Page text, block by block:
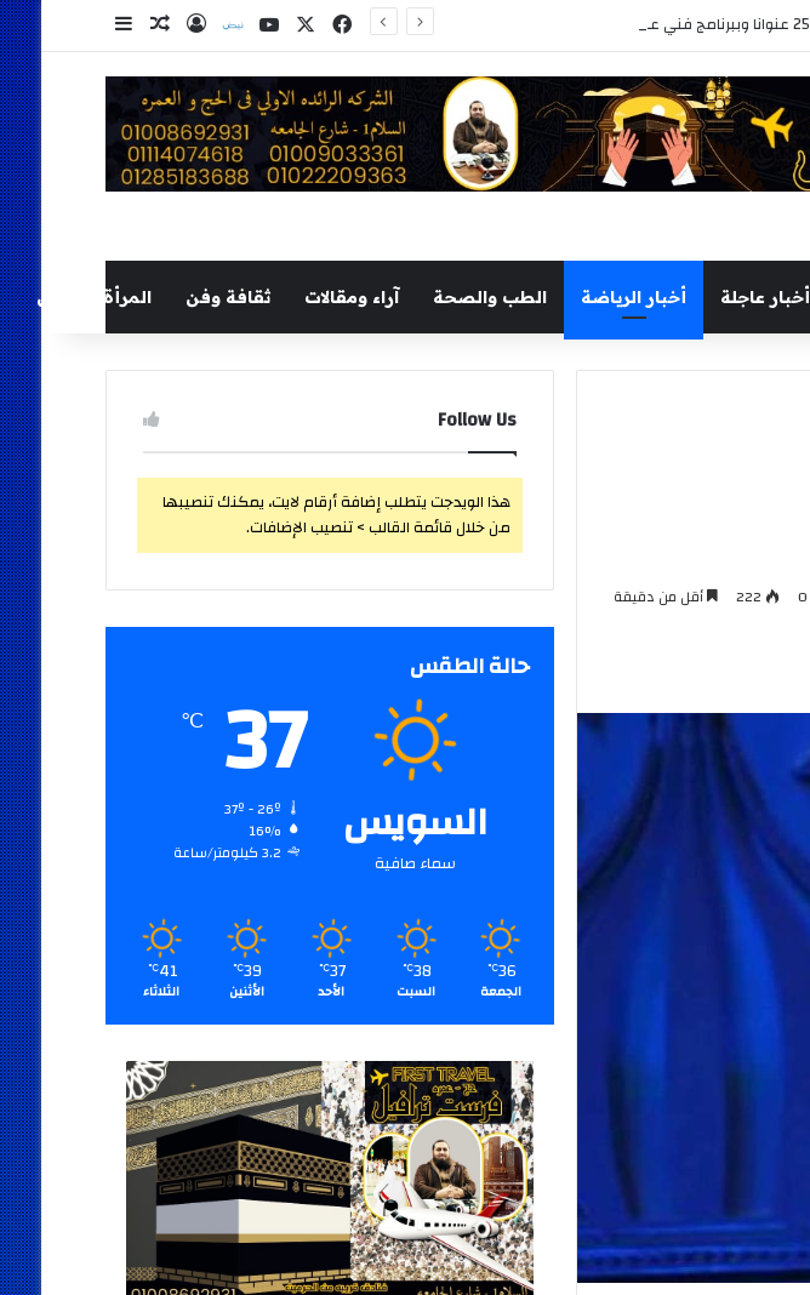
فيسبوك
‫X
‫YouTube
نلضتسجيل الدخول
مقال عشوائي
إضافة عمود
أخبار عاجلة أخبار الرياضة الطب والصحة آراء ومقالات ثقافة وفن المرأة والطفل
0
222 أقل من دقيقة
Follow Us
هذا الويدجت يتطلب إضافة أرقام لايت، يمكنك تنصيبها
من خلال قائمة القالب > تنصيب الإضافات.
حالة الطقس
السويس
سماء صافية
37
℃
16%
3.2 كيلومتر/ساعة
36
℃
الجمعة
38
℃
السبت
37
℃
الأحد
39
℃
الأثنين
41
℃
الثلاثاء